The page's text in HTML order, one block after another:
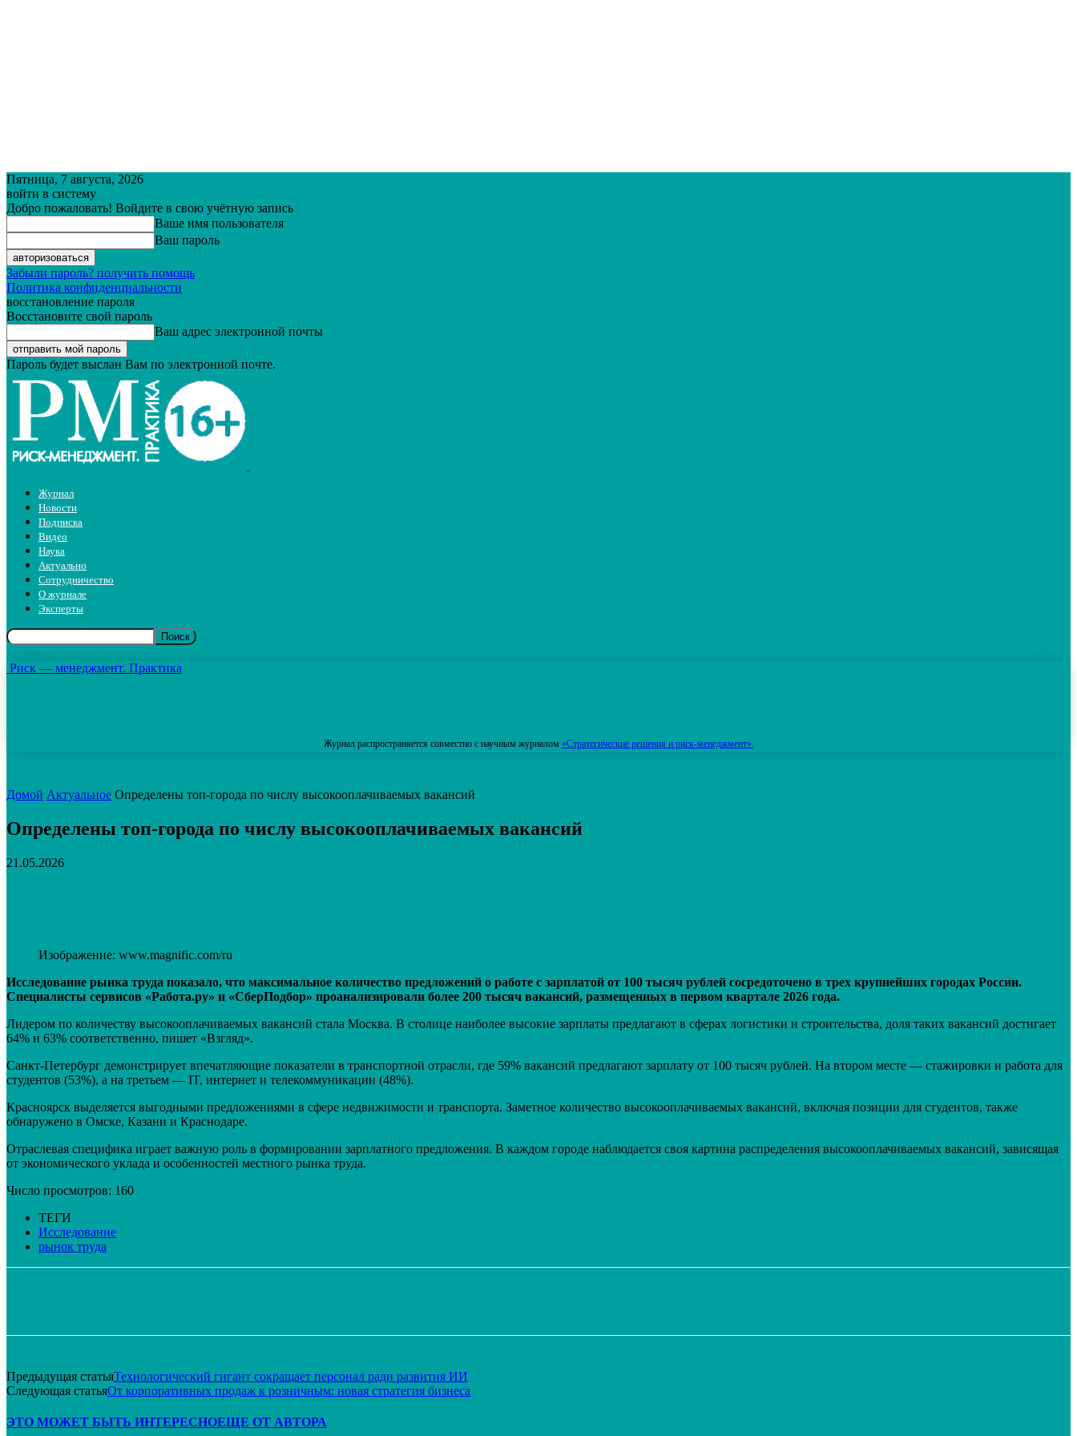
Пятница, 7 августа, 2026
войти в систему
Добро пожаловать! Войдите в свою учётную запись
Ваше имя пользователя
Ваш пароль
Забыли пароль? получить помощь
Политика конфиденциальности
восстановление пароля
Восстановите свой пароль
Ваш адрес электронной почты
Пароль будет выслан Вам по электронной почте.
Журнал
Новости
Подписка
Видео
Наука
Актуально
Сотрудничество
О журнале
Эксперты
Риск — менеджмент. Практика
Журнал распространяется совместно с научным журналом «Стратегические решения и риск-менеджмент».
Домой Актуальное Определены топ-города по числу высокооплачиваемых вакансий
Определены топ-города по числу высокооплачиваемых вакансий
21.05.2026
Изображение: www.magnific.com/ru
Исследование рынка труда показало, что максимальное количество предложений о работе с зарплатой от 100 тысяч рублей сосредоточено в трех крупнейших городах России.
Специалисты сервисов «Работа.ру» и «СберПодбор» проанализировали более 200 тысяч вакансий, размещенных в первом квартале 2026 года.
Лидером по количеству высокооплачиваемых вакансий стала Москва. В столице наиболее высокие зарплаты предлагают в сферах логистики и строительства, доля таких вакансий достигает
64% и 63% соответственно, пишет «Взгляд».
Санкт-Петербург демонстрирует впечатляющие показатели в транспортной отрасли, где 59% вакансий предлагают зарплату от 100 тысяч рублей. На втором месте — стажировки и работа для
студентов (53%), а на третьем — IT, интернет и телекоммуникации (48%).
Красноярск выделяется выгодными предложениями в сфере недвижимости и транспорта. Заметное количество высокооплачиваемых вакансий, включая позиции для студентов, также
обнаружено в Омске, Казани и Краснодаре.
Отраслевая специфика играет важную роль в формировании зарплатного предложения. В каждом городе наблюдается своя картина распределения высокооплачиваемых вакансий, зависящая
от экономического уклада и особенностей местного рынка труда.
Число просмотров: 160
ТЕГИ
Исследование
рынок труда
Предыдущая статьяТехнологический гигант сокращает персонал ради развития ИИ
Следующая статьяОт корпоративных продаж к розничным: новая стратегия бизнеса
ЭТО МОЖЕТ БЫТЬ ИНТЕРЕСНОЕЩЕ ОТ АВТОРА